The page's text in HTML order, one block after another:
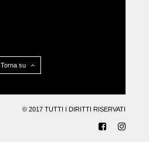
Torna su
© 2017 TUTTI I DIRITTI RISERVATI